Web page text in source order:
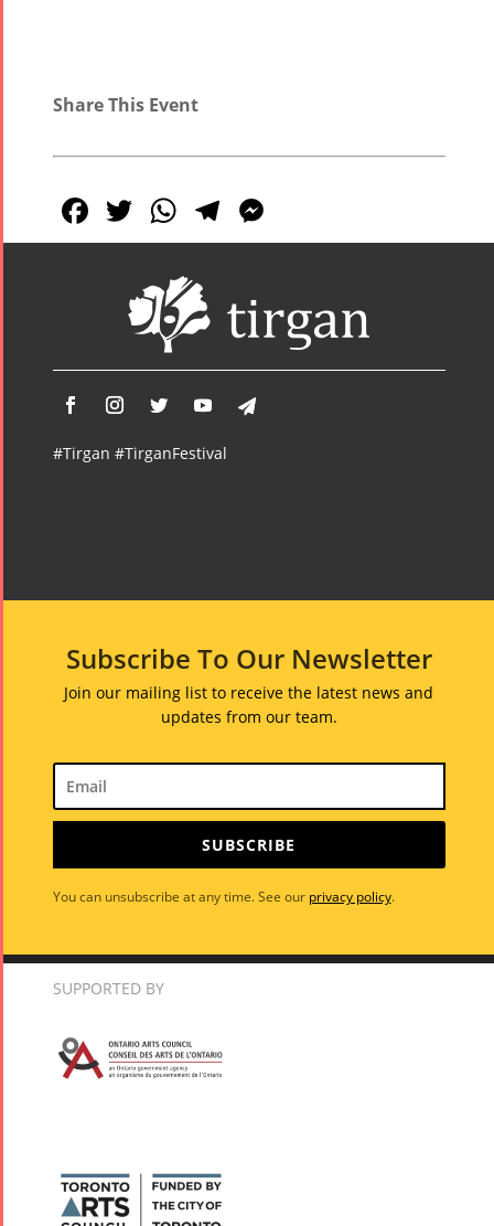
Share This Event
Facebook
Twitter
WhatsApp
Telegram
#Tirgan #TirganFestival
Subscribe To Our Newsletter
Join our mailing list to receive the latest news and
updates from our team.
SUBSCRIBE
You can unsubscribe at any time. See our privacy policy.
SUPPORTED BY